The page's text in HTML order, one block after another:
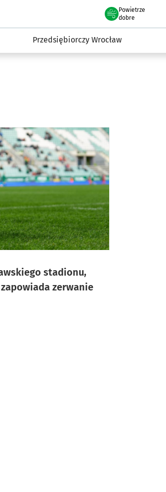
Powietrze
we Wrocławiu
dobre
Przedsiębiorczy Wrocław
stadionu,
zapowiada zerwanie